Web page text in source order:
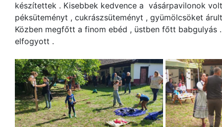
készítettek . Kisebbek kedvence a vásárpavilonok
péksüteményt , cukrászsüteményt , gyümölcsöket
Közben megfőtt a finom ebéd , üstben főtt babgulyás
elfogyott .